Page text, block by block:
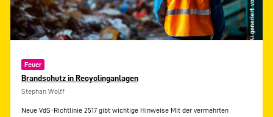
Feuer
Brandschutz in Recyclinganlagen
Stephan Wolff
Neue VdS-Richtlinie 2517 gibt wichtige Hinweise Mit der vermehrten